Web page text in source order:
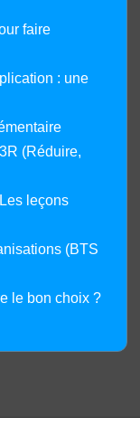
faire
: une
(Réduire,
leçons
(BTS
le bon choix ?